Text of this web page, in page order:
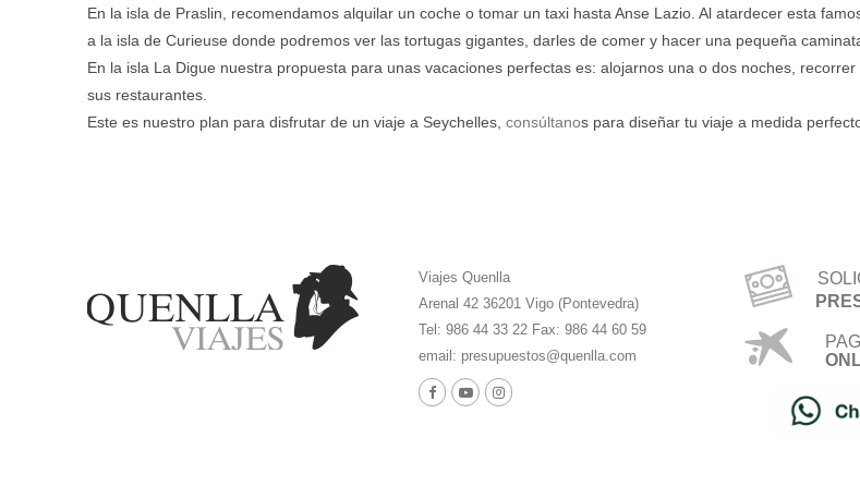
En la isla de Praslin, recomendamos alquilar un coche o tomar un taxi hasta Anse Lazio. Al atardecer esta
a la isla de Curieuse donde podremos ver las tortugas gigantes, darles de comer y hacer una pequeña
En la isla La Digue nuestra propuesta para unas vacaciones perfectas es: alojarnos una o dos noches,
sus restaurantes.
Este es nuestro plan para disfrutar de un viaje a Seychelles, consúltanos para diseñar tu viaje a medida
Viajes Quenlla
Arenal 42 36201 Vigo (Pontevedra)
Tel: 986 44 33 22 Fax: 986 44 60 59
email: presupuestos@quenlla.com